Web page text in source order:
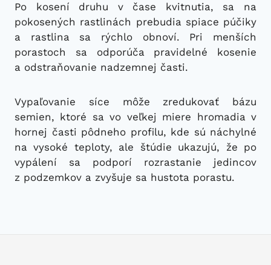
Po kosení druhu v čase kvitnutia, sa na
pokosených rastlinách prebudia spiace púčiky
a rastlina sa rýchlo obnoví. Pri menších
porastoch sa odporúča pravidelné kosenie
a odstraňovanie nadzemnej časti.
Vypaľovanie síce môže zredukovať bázu
semien, ktoré sa vo veľkej miere hromadia v
hornej časti pôdneho profilu, kde sú náchylné
na vysoké teploty, ale štúdie ukazujú, že po
vypálení sa podporí rozrastanie jedincov
z podzemkov a zvyšuje sa hustota porastu.